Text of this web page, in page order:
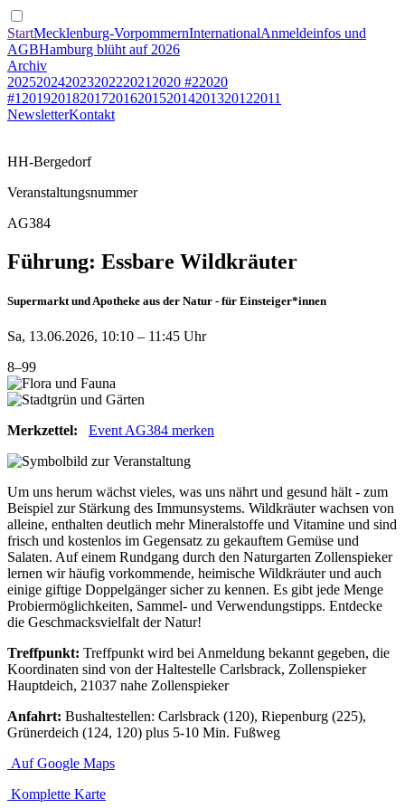
StartMecklenburg-VorpommernInternationalAnmeldeinfos und
AGBHamburg blüht auf 2026
Archiv
20252024202320222021 2020 #22020
#1 201920182017201620152014201320122011
NewsletterKontakt
HH-Bergedorf
Veranstaltungsnummer
AG384
Führung: Essbare Wildkräuter
Supermarkt und Apotheke aus der Natur - für Einsteiger*innen
Sa, 13.06.2026, 10:10 – 11:45 Uhr
8–99
Merkzettel: Event AG384 merken
Um uns herum wächst vieles, was uns nährt und gesund hält - zum
Beispiel zur Stärkung des Immunsystems. Wildkräuter wachsen von
alleine, enthalten deutlich mehr Mineralstoffe und Vitamine und sind
frisch und kostenlos im Gegensatz zu gekauftem Gemüse und
Salaten. Auf einem Rundgang durch den Naturgarten Zollenspieker
lernen wir häufig vorkommende, heimische Wildkräuter und auch
einige giftige Doppelgänger sicher zu kennen. Es gibt jede Menge
Probiermöglichkeiten, Sammel- und Verwendungstipps. Entdecke
die Geschmacksvielfalt der Natur!
Treffpunkt: Treffpunkt wird bei Anmeldung bekannt gegeben, die
Koordinaten sind von der Haltestelle Carlsbrack, Zollenspieker
Hauptdeich, 21037 nahe Zollenspieker
Anfahrt: Bushaltestellen: Carlsbrack (120), Riepenburg (225),
Grünerdeich (124, 120) plus 5-10 Min. Fußweg
Auf Google Maps
Komplette Karte